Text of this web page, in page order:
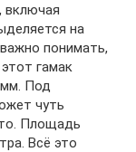
включая
на
понимать,
гамак
Под
чуть
Площадь
Всё это